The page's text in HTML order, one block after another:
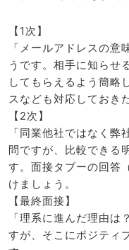
【1次】
「メールアドレスの意
うです。相手に知らせ
してもらえるよう簡略
スなども対応しておき
【2次】
「同業他社ではなく
問ですが、比較できる
す。面接タブーの回答
けましょう。
【最終面接】
「理系に進んだ理由
すが、そこにポジティ